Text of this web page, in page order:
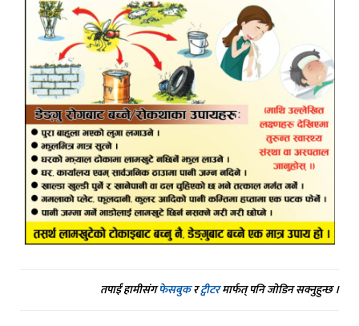
तपाईं हामीसंगफेसबुकरट्वीटरमार्फत् पनि जोडिन सक्नुहुन्छ ।